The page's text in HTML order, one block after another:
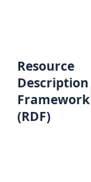
Resource
Description
Framework
(RDF)